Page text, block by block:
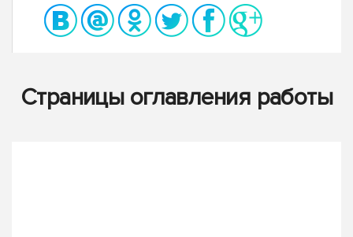
Страницы оглавления работы